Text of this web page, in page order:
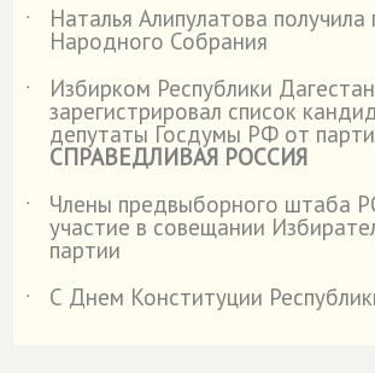
˙
Наталья Алипулатова получила
Народного Собрания
˙
Избирком Республики Дагестан
зарегистрировал список
депутаты Госдумы РФ от
СПРАВЕДЛИВАЯ РОССИЯ
˙
Члены предвыборного штаба
участие в совещании
партии
˙
С Днем Конституции